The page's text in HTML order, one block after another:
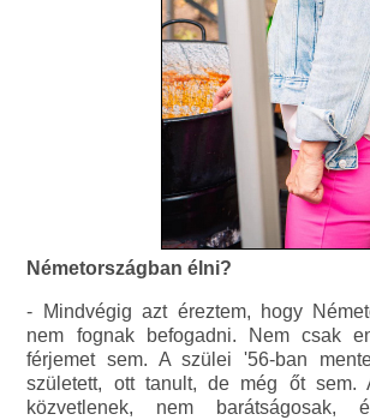
Németországban élni?
- Mindvégig azt éreztem, hogy
nem fognak befogadni. Nem csak
férjemet sem. A szülei '56-ban
született, ott tanult, de még őt sem.
közvetlenek, nem barátságosak,